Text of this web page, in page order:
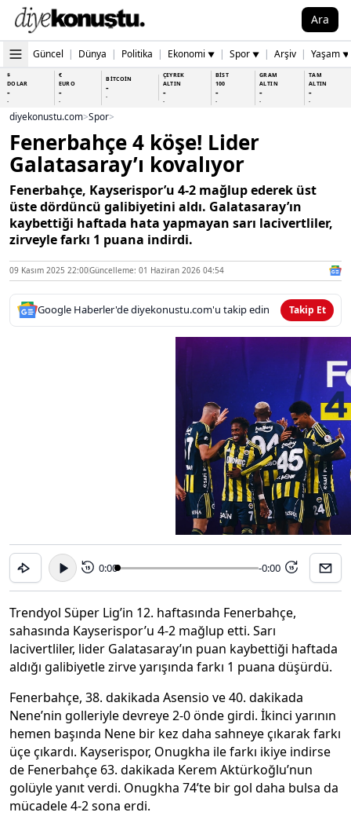
Ara
Güncel | Dünya | Politika | Ekonomi ▼ | Spor ▼ | Arşiv | Yaşam ▼
$
DOLAR
-
-
€
EURO
-
-
BİTCOİN
-
-
ÇEYREK
ALTIN
-
-
BİST
100
-
-
GRAM
ALTIN
-
-
TAM
ALTIN
-
-
diyekonustu.com>Spor>
Fenerbahçe 4 köşe! Lider
Galatasaray’ı kovalıyor
Fenerbahçe, Kayserispor’u 4-2 mağlup ederek üst
üste dördüncü galibiyetini aldı. Galatasaray’ın
kaybettiği haftada hata yapmayan sarı lacivertliler,
zirveyle farkı 1 puana indirdi.
09 Kasım 2025 22:00Güncelleme: 01 Haziran 2026 04:54
Google Haberler'de diyekonustu.com'u takip edin Takip Et
15 0:00 -0:00 15
Trendyol Süper Lig’in 12. haftasında Fenerbahçe,
sahasında Kayserispor’u 4-2 mağlup etti. Sarı
lacivertliler, lider Galatasaray’ın puan kaybettiği haftada
aldığı galibiyetle zirve yarışında farkı 1 puana düşürdü.
Fenerbahçe, 38. dakikada Asensio ve 40. dakikada
Nene’nin golleriyle devreye 2-0 önde girdi. İkinci yarının
hemen başında Nene bir kez daha sahneye çıkarak farkı
üçe çıkardı. Kayserispor, Onugkha ile farkı ikiye indirse
de Fenerbahçe 63. dakikada Kerem Aktürkoğlu’nun
golüyle yanıt verdi. Onugkha 74’te bir gol daha bulsa da
mücadele 4-2 sona erdi.